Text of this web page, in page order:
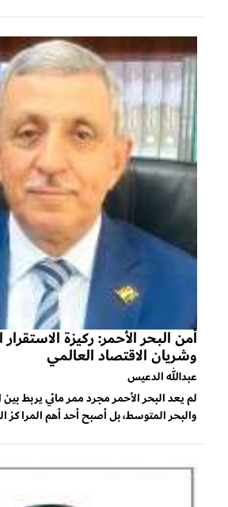
أمن البحر الأحمر: ركيزة
وشريان الاقتصاد العالمي
عبدالله الدعيس
لم يعد البحر الأحمر مجرد ممر مائي يربط
والبحر المتوسط، بل أصبح أحد أهم المراكز